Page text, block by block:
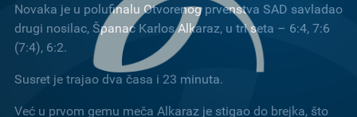
Novaka je u polufinalu Otvorenog prvenstva SAD savladao
drugi nosilac, Španac Karlos Alkaraz, u tri seta – 6:4, 7:6
(7:4), 6:2.
Susret je trajao dva časa i 23 minuta.
Već u prvom gemu meča Alkaraz je stigao do brejka, što